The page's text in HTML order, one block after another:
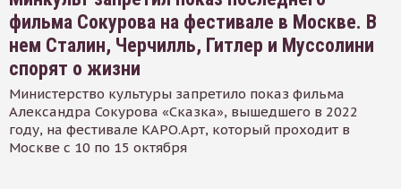
фильма Сокурова на фестивале в Москве. В
нем Сталин, Черчилль, Гитлер и Муссолини
спорят о жизни
Министерство культуры запретило показ фильма
Александра Сокурова «Сказка», вышедшего в 2022
году, на фестивале КАРО.Арт, который проходит в
Москве с 10 по 15 октября